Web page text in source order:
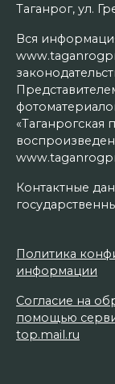
Таганрог, ул.
Вся
«Таганрогская
Контактные
Политика
информации
Согласие на
помощью
top.mail.ru